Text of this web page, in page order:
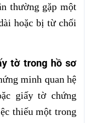
thường gặp một
hoặc bị từ chối
tờ trong hồ sơ
minh quan hệ
giấy tờ chứng
thiếu một trong